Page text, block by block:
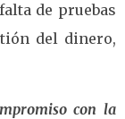
de pruebas
del dinero,
con la